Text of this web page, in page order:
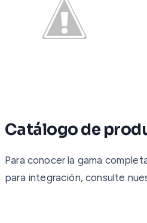
Catálogo de
Para conocer la gama
para integración, consulte